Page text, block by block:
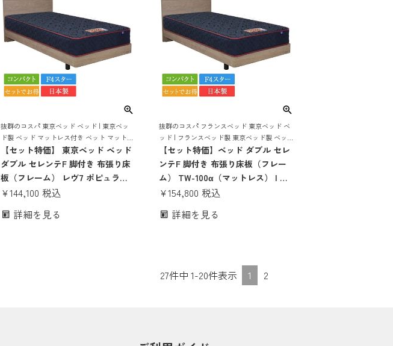
抜群のコスパ 東京ベッド ベッド | 東京ベッ
ド製 ベッド マットレス付き ベット マットレ
スセット ポケットコイル 脚付き 日本製 コン
パクト
【セット特価】 東京ベッド ベッド
ダブル セレンテF 脚付き 布張り床
板（フレーム） レヴ7 ポピュラー
（マットレス） | マットレス付き
ポケットコイル 目玉
¥144,100 税込
詳細を見る
抜群のコスパ フランスベッド 東京ベッド ベ
ッド | フランスベッド製 東京ベッド製 ベッ
ド マットレス付き ベット マットレスセット
脚付き 日本製 コンパクト
【セット特価】ベッド ダブル セレ
ンテF 脚付き 布張り床板（フレー
ム） TW-100α（マットレス） | フ
ランスベッド 東京ベッド マットレ
産 TW100 TW-100 tw-100a
¥154,800 税込
詳細を見る
27件中 1-20件表示 1 2